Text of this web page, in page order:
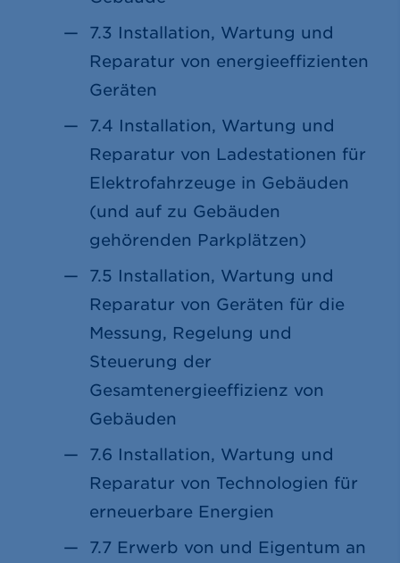
7.3 Installation, Wartung und
Reparatur von energieeffizienten
Geräten
7.4 Installation, Wartung und
Reparatur von Ladestationen für
Elektrofahrzeuge in Gebäuden
(und auf zu Gebäuden
gehörenden Parkplätzen)
7.5 Installation, Wartung und
Reparatur von Geräten für die
Messung, Regelung und
Steuerung der
Gesamtenergieeffizienz von
Gebäuden
7.6 Installation, Wartung und
Reparatur von Technologien für
erneuerbare Energien
7.7 Erwerb von und Eigentum an